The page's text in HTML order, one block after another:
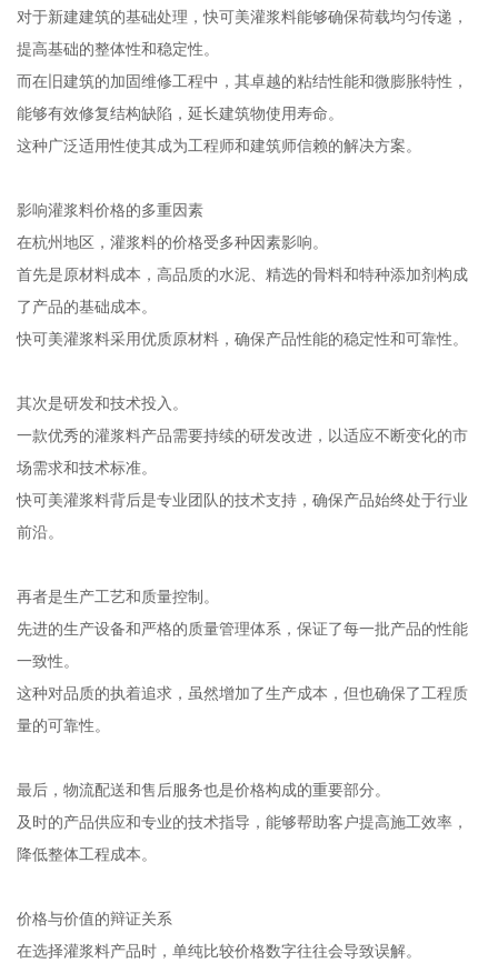
对于新建建筑的基础处理，快可美灌浆料能够确保荷载均匀传递，
提高基础的整体性和稳定性。
而在旧建筑的加固维修工程中，其卓越的粘结性能和微膨胀特性，
能够有效修复结构缺陷，延长建筑物使用寿命。
这种广泛适用性使其成为工程师和建筑师信赖的解决方案。
影响灌浆料价格的多重因素
在杭州地区，灌浆料的价格受多种因素影响。
首先是原材料成本，高品质的水泥、精选的骨料和特种添加剂构成
了产品的基础成本。
快可美灌浆料采用优质原材料，确保产品性能的稳定性和可靠性。
其次是研发和技术投入。
一款优秀的灌浆料产品需要持续的研发改进，以适应不断变化的市
场需求和技术标准。
快可美灌浆料背后是专业团队的技术支持，确保产品始终处于行业
前沿。
再者是生产工艺和质量控制。
先进的生产设备和严格的质量管理体系，保证了每一批产品的性能
一致性。
这种对品质的执着追求，虽然增加了生产成本，但也确保了工程质
量的可靠性。
最后，物流配送和售后服务也是价格构成的重要部分。
及时的产品供应和专业的技术指导，能够帮助客户提高施工效率，
降低整体工程成本。
价格与价值的辩证关系
在选择灌浆料产品时，单纯比较价格数字往往会导致误解。